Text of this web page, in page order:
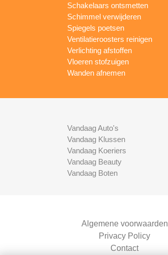
Schakelaars ontsmetten
Schimmel verwijderen
Spiegels poetsen
Ventilatieroosters reinigen
Verlichting afstoffen
Vloeren stofzuigen
Wanden afnemen
Vandaag Auto's
Vandaag Klussen
Vandaag Koeriers
Vandaag Beauty
Vandaag Boten
Algemene voorwaarden
Privacy Policy
Contact